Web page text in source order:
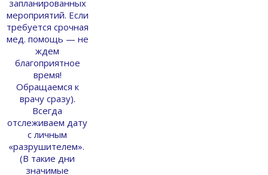
запланированных
мероприятий. Если
требуется срочная
мед. помощь — не
ждем
благоприятное
время!
Обращаемся к
врачу сразу).
Всегда
отслеживаем дату
с личным
«разрушителем».
(В такие дни
значимые